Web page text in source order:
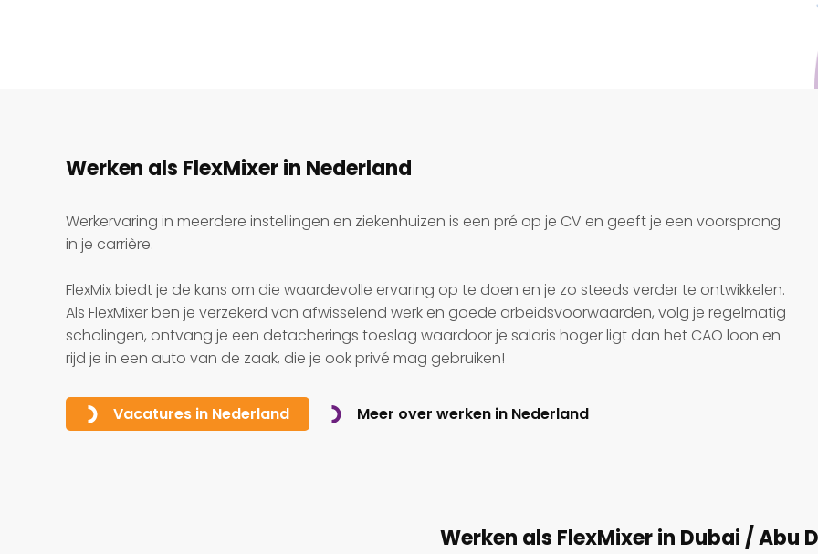
Werken als FlexMixer in Nederland
Werkervaring in meerdere instellingen en ziekenhuizen is een pré op je CV en geeft je een voorsprong
in je carrière.
FlexMix biedt je de kans om die waardevolle ervaring op te doen en je zo steeds verder te ontwikkelen.
Als FlexMixer ben je verzekerd van afwisselend werk en goede arbeidsvoorwaarden, volg je regelmatig
scholingen, ontvang je een detacherings toeslag waardoor je salaris hoger ligt dan het CAO loon en
rijd je in een auto van de zaak, die je ook privé mag gebruiken!
Vacatures in Nederland Meer over werken in Nederland
Werken als FlexMixer in Dubai / Abu